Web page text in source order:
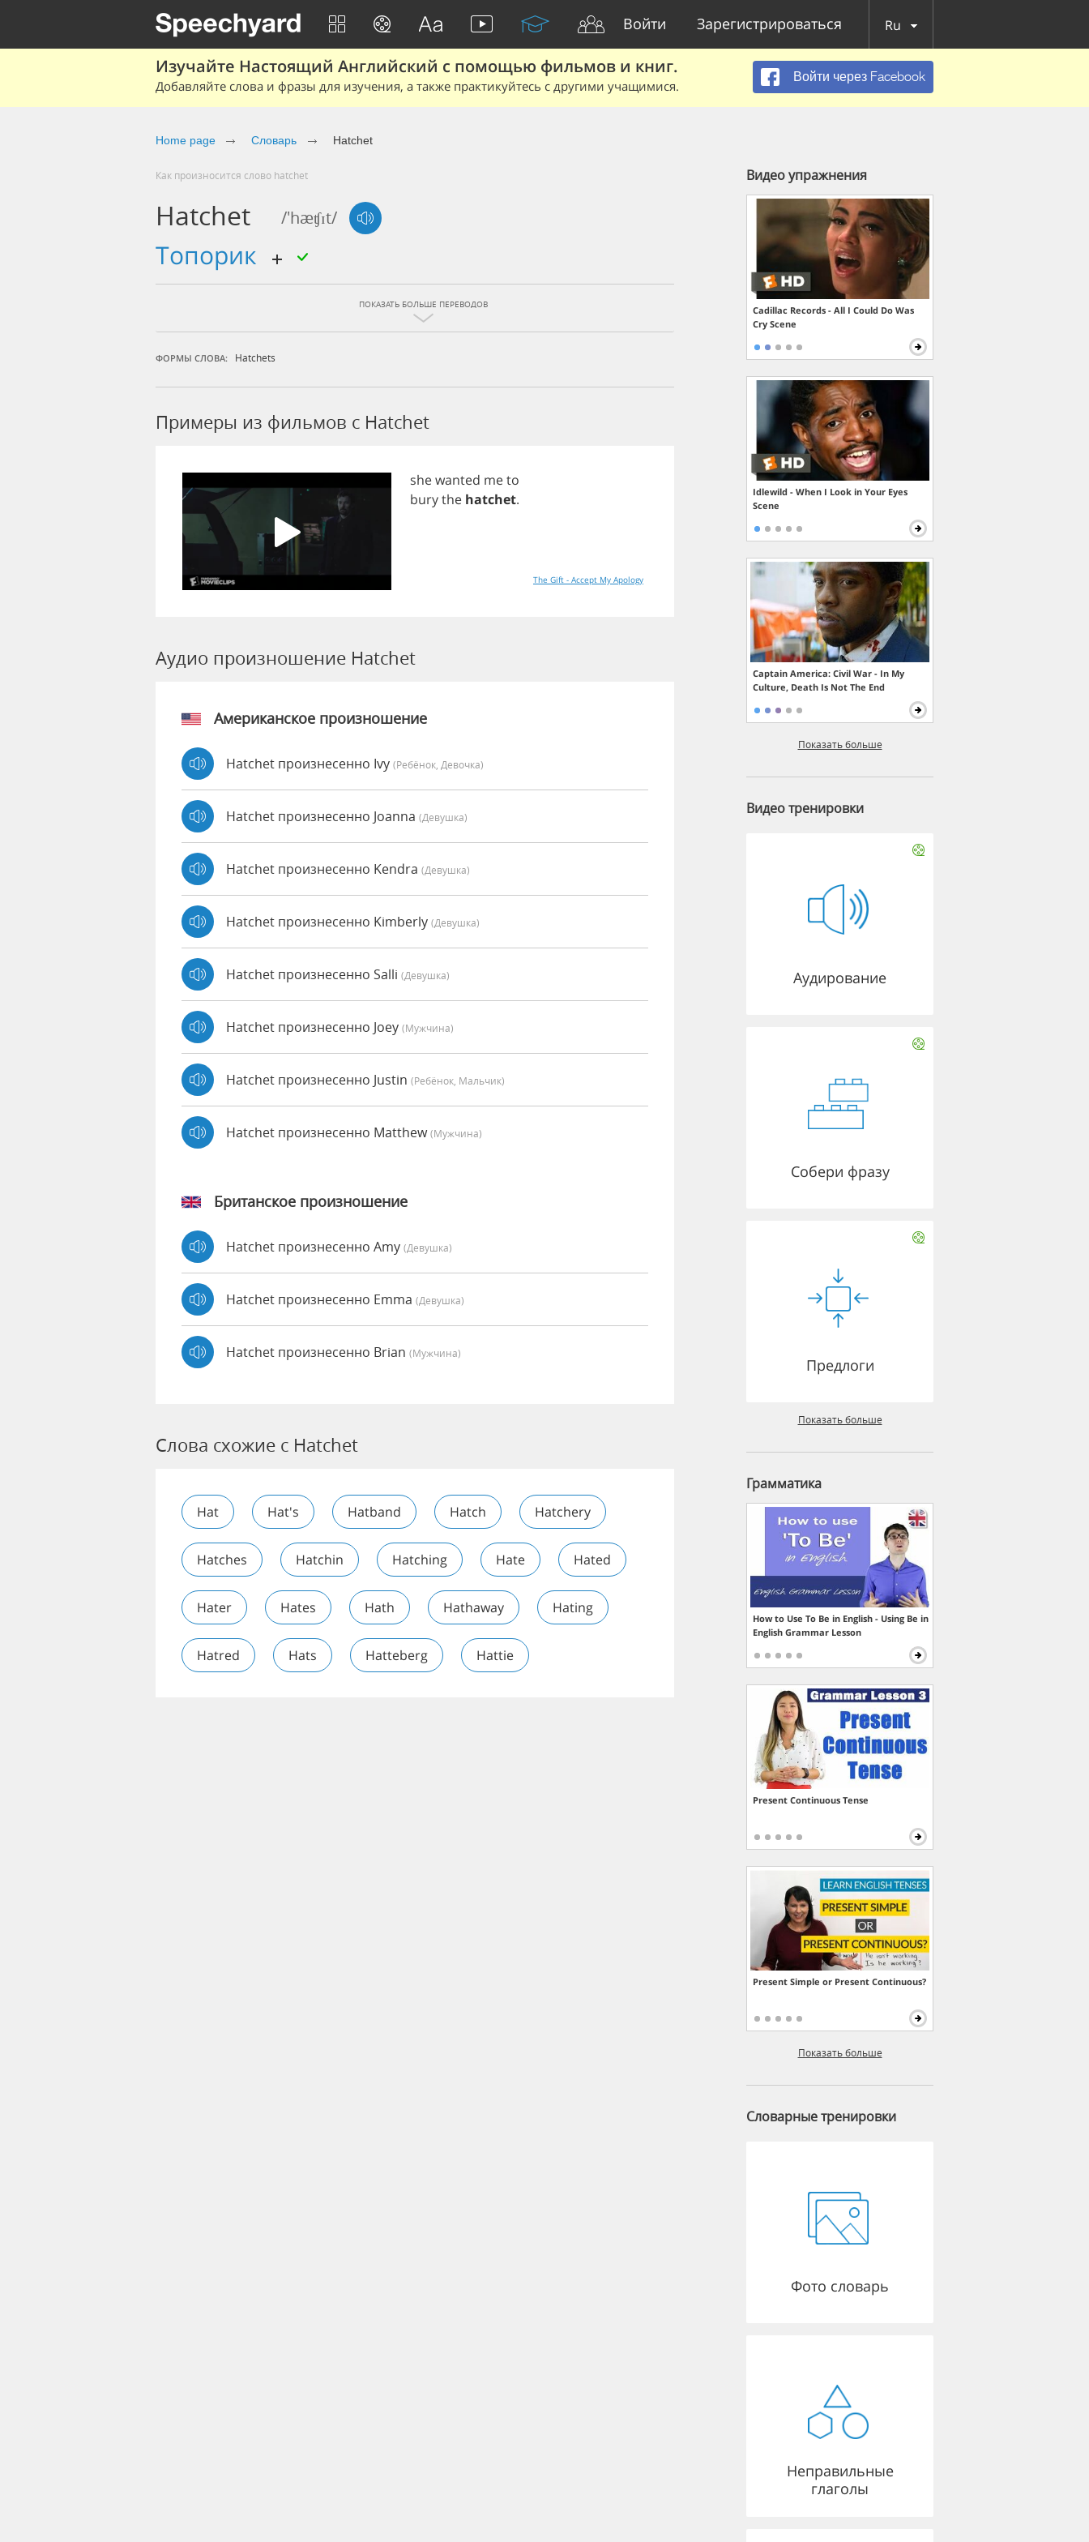
Войти Зарегистрироваться Ru
Изучайте Настоящий Английский с помощью фильмов и книг.
Добавляйте слова и фразы для изучения, а также практикуйтесь с другими учащимися.
Войти через Facebook
Home page Словарь Hatchet
Как произносится слово hatchet
Hatchet /'hæʧɪt/
топорик
ПОКАЗАТЬ БОЛЬШЕ ПЕРЕВОДОВ
ФОРМЫ СЛОВА: Hatchets
Примеры из фильмов c Hatchet
shewanted meto
burythe hatchet.
The Gift - Accept My Apology
Аудио произношение Hatchet
Американское произношение
Hatchet произнесенно Ivy (Ребёнок, Девочка)
Hatchet произнесенно Joanna (девушка)
Hatchet произнесенно Kendra (девушка)
Hatchet произнесенно Kimberly (девушка)
Hatchet произнесенно Salli (девушка)
Hatchet произнесенно Joey (мужчина)
Hatchet произнесенно Justin (Ребёнок, Мальчик)
Hatchet произнесенно Matthew(мужчина)
Британское произношение
Hatchet произнесенно Amy (девушка)
Hatchet произнесенно Emma (девушка)
Hatchet произнесенно Brian (мужчина)
Слова схожие с Hatchet
Hat Hat's Hatband Hatch Hatchery
Hatches Hatchin Hatching Hate Hated
Hater Hates Hath Hathaway Hating
Hatred Hats Hatteberg Hattie
Видео упражнения
Cadillac Records - All I Could Do Was
Cry Scene
Idlewild - When I Look in Your Eyes
Scene
Captain America: Civil War - In My
Culture, Death Is Not The End
Показать больше
Видео тренировки
Аудирование
Собери фразу
Предлоги
Показать больше
Грамматика
How to Use To Be in English - Using Be in
English Grammar Lesson
Present Continuous Tense
Present Simple or Present Continuous?
Показать больше
Словарные тренировки
Фото словарь
Неправильные
глаголы